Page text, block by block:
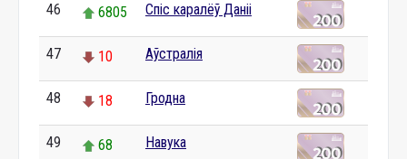
46 6805 Спіс каралёў Даніі
47 10 Аўстралія
48 18 Гродна
49 68 Навука